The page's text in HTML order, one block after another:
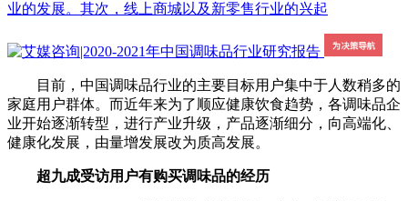
业的发展。其次，线上商城以及新零售行业的兴起
目前，中国调味品行业的主要目标用户集中于人数稍多的
家庭用户群体。而近年来为了顺应健康饮食趋势，各调味品企
业开始逐渐转型，进行产业升级，产品逐渐细分，向高端化、
健康化发展，由量增发展改为质高发展。
超九成受访用户有购买调味品的经历